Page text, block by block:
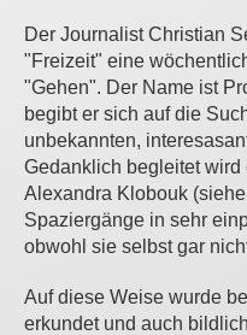
Der Journalist Christian
"Freizeit" eine
"Gehen". Der Name ist
begibt er sich auf die
unbekannten,
Gedanklich begleitet
Alexandra Klobouk
Spaziergänge in sehr
obwohl sie selbst gar
Auf diese Weise wurde
erkundet und auch